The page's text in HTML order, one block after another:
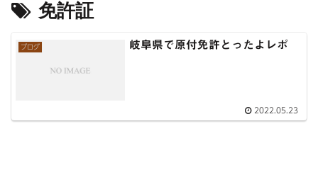
免許証
ブログ 岐阜県で原付免許とったよレポ
2022.05.23